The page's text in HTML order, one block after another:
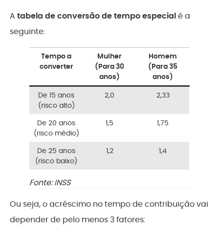
A tabela de conversão de tempo especialé a
seguinte:
Tempo a
converter
Mulher
(Para 30
anos)
Homem
(Para 35
anos)
De 15 anos
(risco alto)
2,0 2,33
De 20 anos
(risco médio)
1,5 1,75
De 25 anos
(risco baixo)
1,2 1,4
Fonte: INSS
Ou seja, o acréscimo no tempo de contribuição vai
depender de pelo menos 3 fatores: